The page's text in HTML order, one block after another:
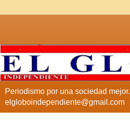
Periodismo por una sociedad mejor.
elgloboindependiente@gmail.com